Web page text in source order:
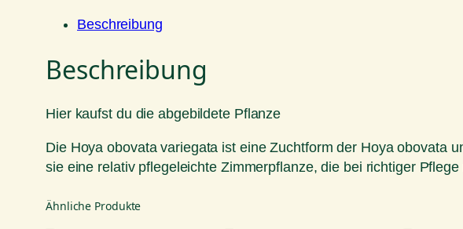
Beschreibung
Beschreibung
Hier kaufst du die abgebildete Pflanze
Die Hoya obovata variegata ist eine Zuchtform der Hoya obovata
sie eine relativ pflegeleichte Zimmerpflanze, die bei richtiger
Ähnliche Produkte